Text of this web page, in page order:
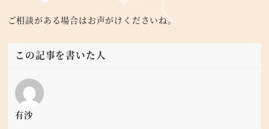
ご相談がある場合はお声がけくださいね。
この記事を書いた人
有沙